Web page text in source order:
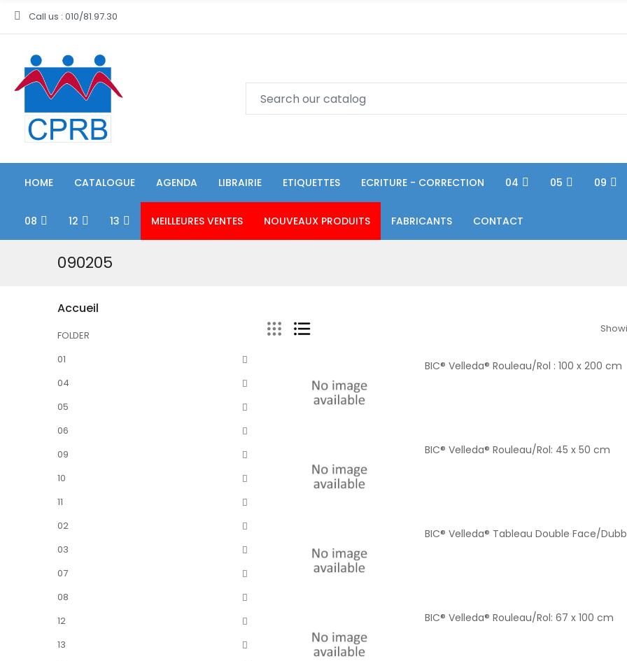
Call us : 010/81.97.30
HOME CATALOGUE AGENDA LIBRAIRIE ETIQUETTES ECRITURE - CORRECTION 04 05 09
08 12 13 MEILLEURES VENTES NOUVEAUX PRODUITS FABRICANTS CONTACT
090205
Accueil
FOLDER
01
04
05
06
09
10
11
02
03
07
08
12
13
BIC® Velleda® Rouleau/Rol : 100 x 200 cm
BIC® Velleda® Rouleau/Rol: 45 x 50 cm
BIC® Velleda® Tableau Double Face/
BIC® Velleda® Rouleau/Rol: 67 x 100 cm